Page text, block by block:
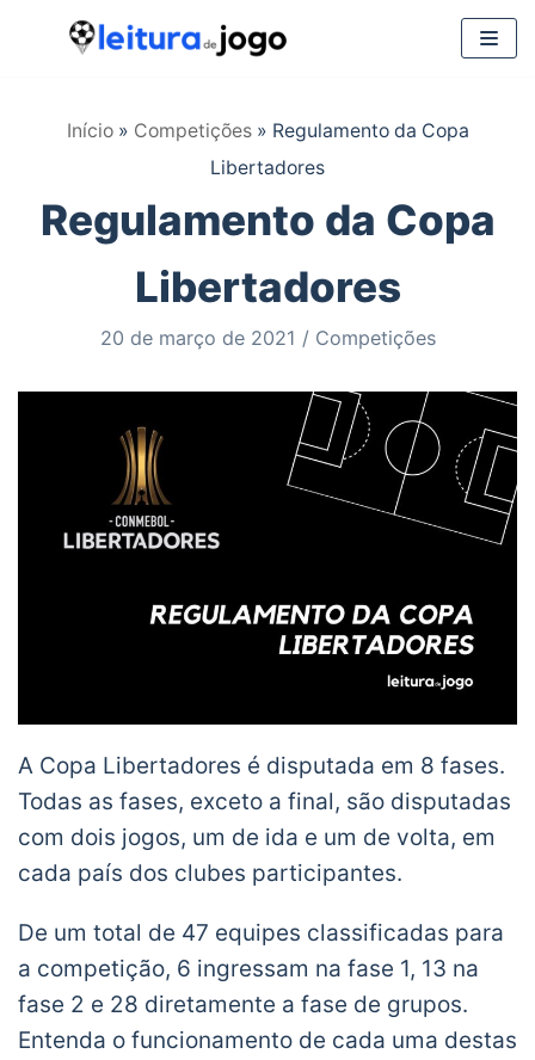
Início» Competições» Regulamento da Copa
Libertadores
Regulamento da Copa
Libertadores
20 de março de 2021 Competições
A Copa Libertadores é disputada em 8 fases.
Todas as fases, exceto a final, são disputadas
com dois jogos, um de ida e um de volta, em
cada país dos clubes participantes.
De um total de 47 equipes classificadas para
a competição, 6 ingressam na fase 1, 13 na
fase 2 e 28 diretamente a fase de grupos.
Entenda o funcionamento de cada uma destas